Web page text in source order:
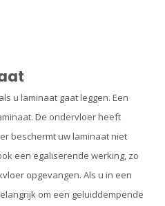
u laminaat gaat leggen. Een
De ondervloer heeft
beschermt uw laminaat niet
een egaliserende werking, zo
opgevangen. Als u in een
om een geluiddempende